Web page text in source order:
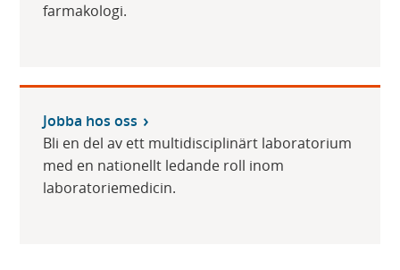
farmakologi.
Jobba hos oss
Bli en del av ett multidisciplinärt laboratorium
med en nationellt ledande roll inom
laboratoriemedicin.